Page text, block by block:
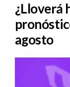
¿Lloverá
agosto